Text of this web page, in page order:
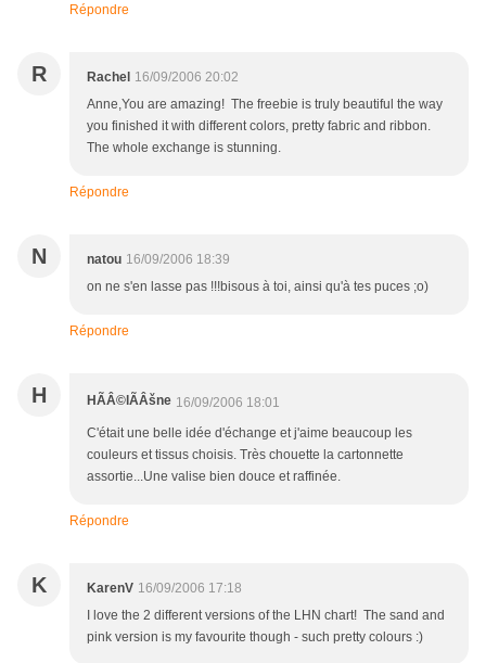
Répondre
R Rachel 16/09/2006 20:02
Anne,You are amazing! The freebie is truly beautiful the way
you finished it with different colors, pretty fabric and ribbon.
The whole exchange is stunning.
Répondre
N natou 16/09/2006 18:39
on ne s'en lasse pas !!!bisous à toi, ainsi qu'à tes puces ;o)
Répondre
H HÃÂ©lÃÂšne 16/09/2006 18:01
C'était une belle idée d'échange et j'aime beaucoup les
couleurs et tissus choisis. Très chouette la cartonnette
assortie...Une valise bien douce et raffinée.
Répondre
K KarenV 16/09/2006 17:18
I love the 2 different versions of the LHN chart! The sand and
pink version is my favourite though - such pretty colours :)